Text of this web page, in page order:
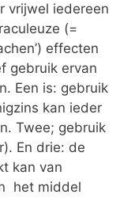
vrijwel iedereen
(=
effecten
gebruik ervan
Een is: gebruik
kan ieder
Twee; gebruik
En drie: de
kan van
het middel